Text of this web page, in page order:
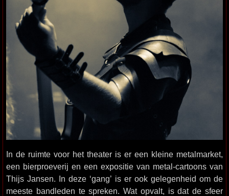
In de ruimte voor het theater is er een kleine metalmarket,
een bierproeverij en een expositie van metal-cartoons van
Thijs Jansen. In deze ‘gang’ is er ook gelegenheid om de
meeste bandleden te spreken. Wat opvalt, is dat de sfeer